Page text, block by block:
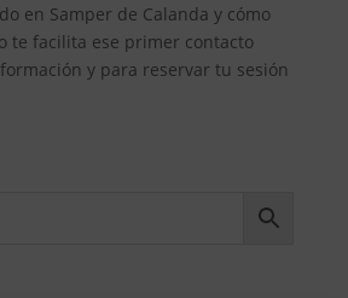
en Samper de Calanda y cómo
te facilita ese primer contacto
y para reservar tu sesión